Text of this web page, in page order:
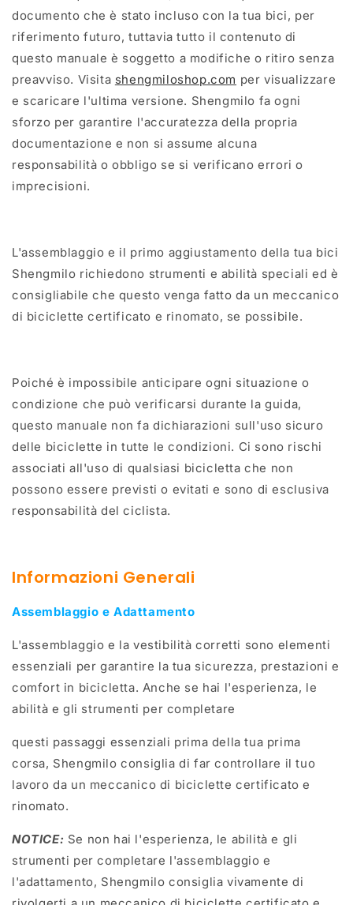
documento che è stato incluso con la tua bici, per
riferimento futuro, tuttavia tutto il contenuto di
questo manuale è soggetto a modifiche o ritiro senza
preavviso. Visita shengmiloshop.com per visualizzare
e scaricare l'ultima versione. Shengmilo fa ogni
sforzo per garantire l'accuratezza della propria
documentazione e non si assume alcuna
responsabilità o obbligo se si verificano errori o
imprecisioni.
L'assemblaggio e il primo aggiustamento della tua bici
Shengmilo richiedono strumenti e abilità speciali ed è
consigliabile che questo venga fatto da un meccanico
di biciclette certificato e rinomato, se possibile.
Poiché è impossibile anticipare ogni situazione o
condizione che può verificarsi durante la guida,
questo manuale non fa dichiarazioni sull'uso sicuro
delle biciclette in tutte le condizioni. Ci sono rischi
associati all'uso di qualsiasi bicicletta che non
possono essere previsti o evitati e sono di esclusiva
responsabilità del ciclista.
Informazioni Generali
Assemblaggio e Adattamento
L'assemblaggio e la vestibilità corretti sono elementi
essenziali per garantire la tua sicurezza, prestazioni e
comfort in bicicletta. Anche se hai l'esperienza, le
abilità e gli strumenti per completare
questi passaggi essenziali prima della tua prima
corsa, Shengmilo consiglia di far controllare il tuo
lavoro da un meccanico di biciclette certificato e
rinomato.
NOTICE: Se non hai l'esperienza, le abilità e gli
strumenti per completare l'assemblaggio e
l'adattamento, Shengmilo consiglia vivamente di